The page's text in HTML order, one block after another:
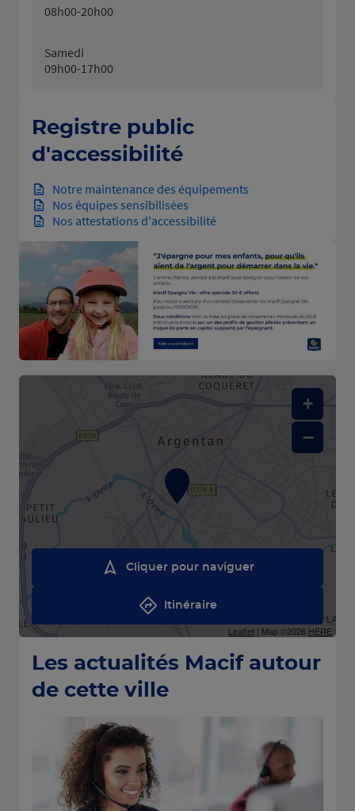
08h00-20h00
Samedi
09h00-17h00
Registre public
d'accessibilité
Notre maintenance des équipements
Nos équipes sensibilisées
Nos attestations d'accessibilité
+
−
Leaflet | Map ©2026 HERE
Cliquer pour naviguer
Itinéraire
Les actualités Macif autour
de cette ville